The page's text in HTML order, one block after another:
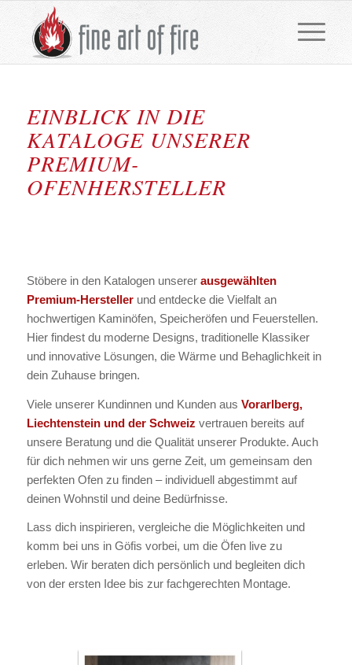
EINBLICK IN DIE
KATALOGE UNSERER
PREMIUM-
OFENHERSTELLER
Stöbere in den Katalogen unserer ausgewählten
Premium-Herstellerund entdecke die Vielfalt an
hochwertigen Kaminöfen, Speicheröfen und Feuerstellen.
Hier findest du moderne Designs, traditionelle Klassiker
und innovative Lösungen, die Wärme und Behaglichkeit in
dein Zuhause bringen.
Viele unserer Kundinnen und Kunden aus Vorarlberg,
Liechtenstein und der Schweiz vertrauen bereits auf
unsere Beratung und die Qualität unserer Produkte. Auch
für dich nehmen wir uns gerne Zeit, um gemeinsam den
perfekten Ofen zu finden – individuell abgestimmt auf
deinen Wohnstil und deine Bedürfnisse.
Lass dich inspirieren, vergleiche die Möglichkeiten und
komm bei uns in Göfis vorbei, um die Öfen live zu
erleben. Wir beraten dich persönlich und begleiten dich
von der ersten Idee bis zur fachgerechten Montage.